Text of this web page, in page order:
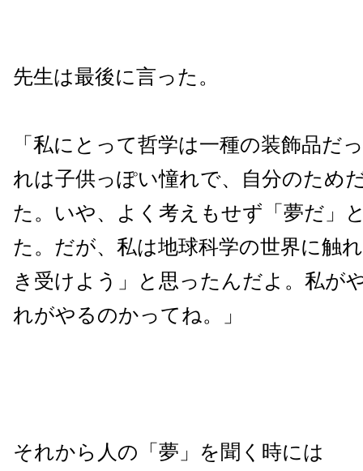
先生は最後に言った。
「私にとって哲学は一種の装飾品だ
れは子供っぽい憧れで、自分のため
た。いや、よく考えもせず「夢だ」
た。だが、私は地球科学の世界に触
き受けよう」と思ったんだよ。私が
れがやるのかってね。」
それから人の「夢」を聞く時には